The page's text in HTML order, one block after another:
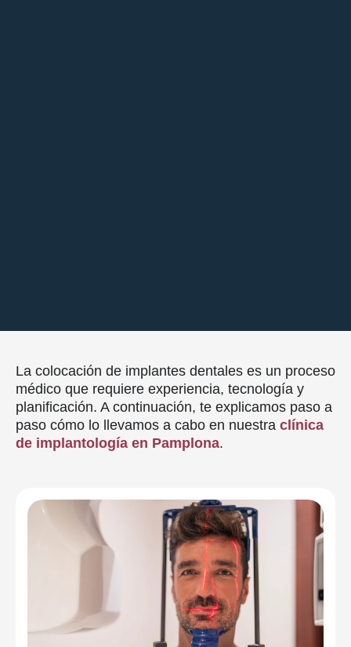
La colocación de implantes dentales es un proceso
médico que requiere experiencia, tecnología y
planificación. A continuación, te explicamos paso a
paso cómo lo llevamos a cabo en nuestra clínica
de implantología en Pamplona.